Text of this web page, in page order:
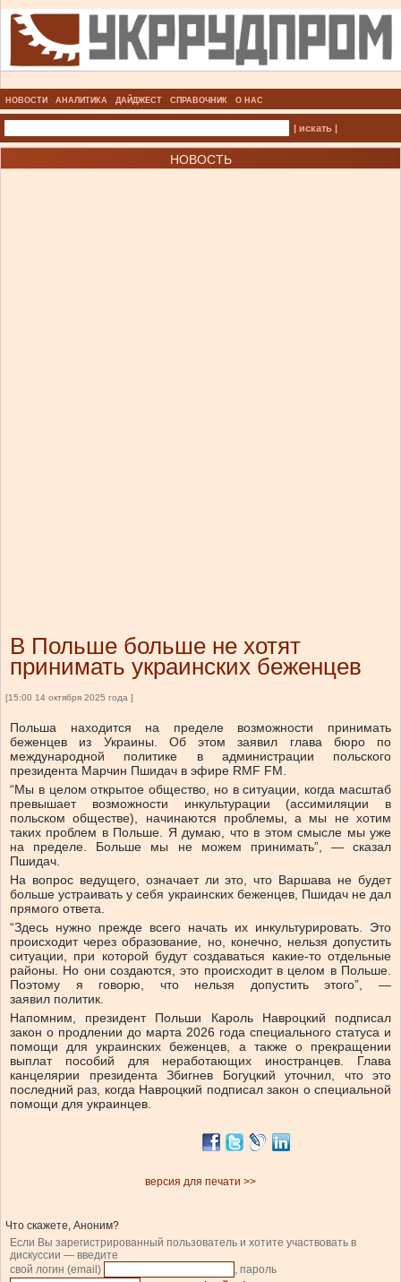
НОВОСТИ АНАЛИТИКА ДАЙДЖЕСТ СПРАВОЧНИК О НАС
| искать |
НОВОСТЬ
В Польше больше не хотят
принимать украинских беженцев
[15:00 14 октября 2025 года ]
Польша находится на пределе возможности принимать
беженцев из Украины. Об этом заявил глава бюро по
международной политике в администрации польского
президента Марчин Пшидач в эфире RMF FM.
“Мы в целом открытое общество, но в ситуации, когда масштаб
превышает возможности инкультурации (ассимиляции в
польском обществе), начинаются проблемы, а мы не хотим
таких проблем в Польше. Я думаю, что в этом смысле мы уже
на пределе. Больше мы не можем принимать”, — сказал
Пшидач.
На вопрос ведущего, означает ли это, что Варшава не будет
больше устраивать у себя украинских беженцев, Пшидач не дал
прямого ответа.
“Здесь нужно прежде всего начать их инкультурировать. Это
происходит через образование, но, конечно, нельзя допустить
ситуации, при которой будут создаваться какие-то отдельные
районы. Но они создаются, это происходит в целом в Польше.
Поэтому я говорю, что нельзя допустить этого”, —
заявил политик.
Напомним, президент Польши Кароль Навроцкий подписал
закон о продлении до марта 2026 года специального статуса и
помощи для украинских беженцев, а также о прекращении
выплат пособий для неработающих иностранцев. Глава
канцелярии президента Збигнев Богуцкий уточнил, что это
последний раз, когда Навроцкий подписал закон о специальной
помощи для украинцев.
версия для печати >>
Что скажете, Аноним?
Если Вы зарегистрированный пользователь и хотите участвовать в
дискуссии — введите
свой логин (email)
, пароль